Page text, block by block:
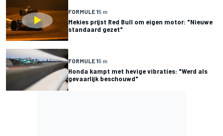
FORMULE 15 m
Mekies prijst Red Bull om eigen motor: "Nieuwe
standaard gezet"
FORMULE 15 m
Honda kampt met hevige vibraties: "Werd als
gevaarlijk beschouwd"